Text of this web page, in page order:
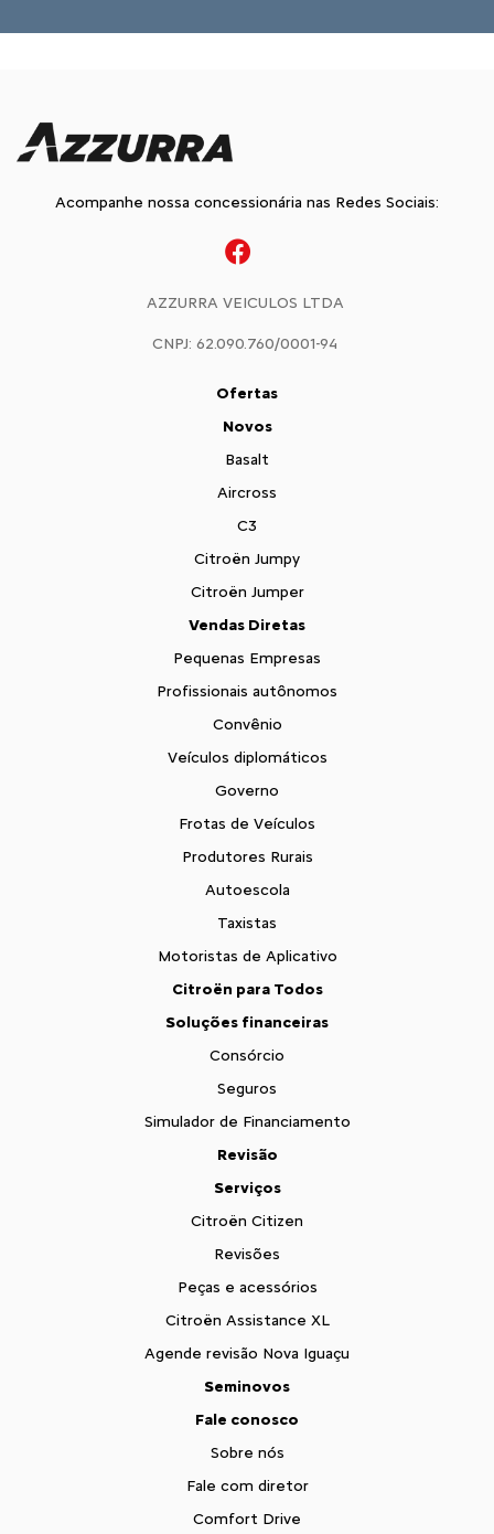
Acompanhe nossa concessionária nas Redes Sociais:
AZZURRA VEICULOS LTDA
CNPJ: 62.090.760/0001-94
Ofertas
Novos
Basalt
Aircross
C3
Citroën Jumpy
Citroën Jumper
Vendas Diretas
Pequenas Empresas
Profissionais autônomos
Convênio
Veículos diplomáticos
Governo
Frotas de Veículos
Produtores Rurais
Autoescola
Taxistas
Motoristas de Aplicativo
Citroën para Todos
Soluções financeiras
Consórcio
Seguros
Simulador de Financiamento
Revisão
Serviços
Citroën Citizen
Revisões
Peças e acessórios
Citroën Assistance XL
Agende revisão Nova Iguaçu
Seminovos
Fale conosco
Sobre nós
Fale com diretor
Comfort Drive